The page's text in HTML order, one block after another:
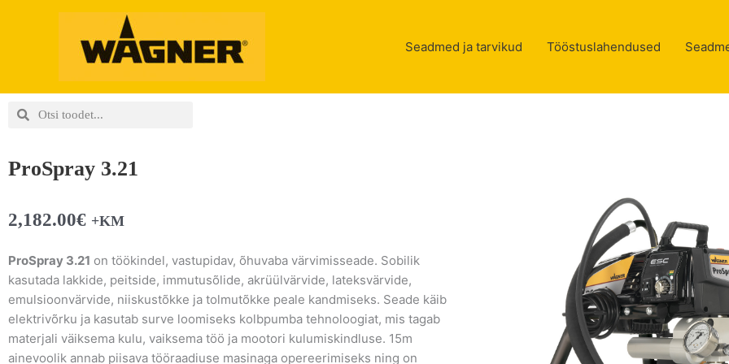
Seadmed ja tarvikud Tööstuslahendused
SearchSearch
ProSpray 3.21
2,182.00€ +KM
ProSpray 3.21 on töökindel, vastupidav, õhuvaba värvimisseade. Sobilik
kasutada lakkide, peitside, immutusõlide, akrüülvärvide, lateksvärvide,
emulsioonvärvide, niiskustõkke ja tolmutõkke peale kandmiseks. Seade käib
elektrivõrku ja kasutab surve loomiseks kolbpumba tehnoloogiat, mis tagab
materjali väiksema kulu, vaiksema töö ja mootori kulumiskindluse. 15m
ainevoolik annab piisava tööraadiuse masinaga opereerimiseks ning on